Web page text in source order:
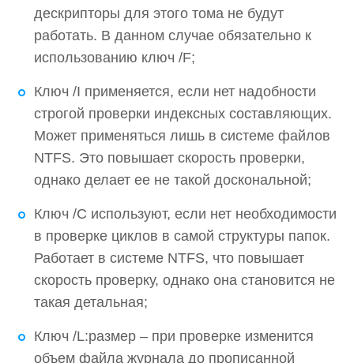
дескрипторы для этого тома не будут
работать. В данном случае обязательно к
использованию ключ /F;
Ключ /I применяется, если нет надобности
строгой проверки индексных составляющих.
Может применяться лишь в системе файлов
NTFS. Это повышает скорость проверки,
однако делает ее не такой доскональной;
Ключ /C используют, если нет необходимости
в проверке циклов в самой структуры папок.
Работает в системе NTFS, что повышает
скорость проверку, однако она становится не
такая детальная;
Ключ /L:размер – при проверке изменится
объем файла журнала до прописанной